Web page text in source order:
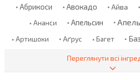
Абрикоси Авокадо Айва
Ананси Апельсин
Артишоки
Аґрус Багет
Банани Баранина
Переглянути всі